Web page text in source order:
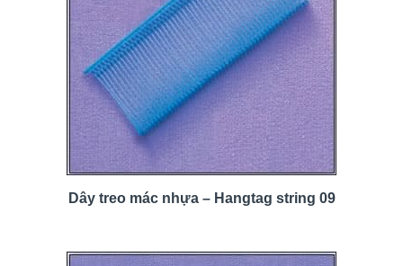
Dây treo mác nhựa – Hangtag string 09